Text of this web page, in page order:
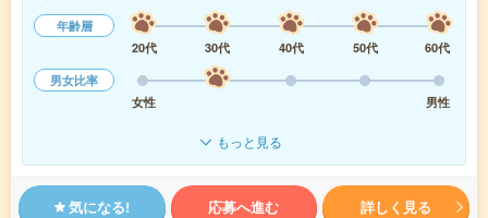
年齢層
20代
30代 40代 50代
60代
男女比率
女性
男性
もっと見る
気になる! 応募へ進む 詳しく見る